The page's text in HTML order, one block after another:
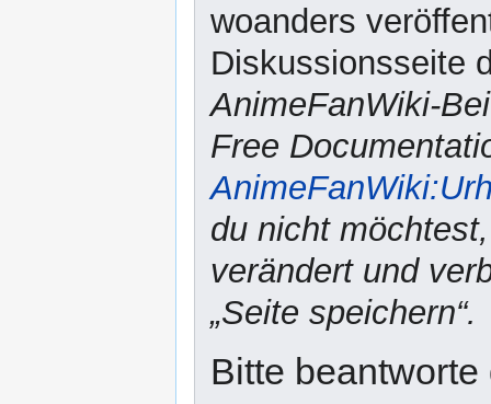
woanders
Diskussionsseite
AnimeFanWiki-
Free
du nicht
verändert und
„Seite speichern“.
Bitte